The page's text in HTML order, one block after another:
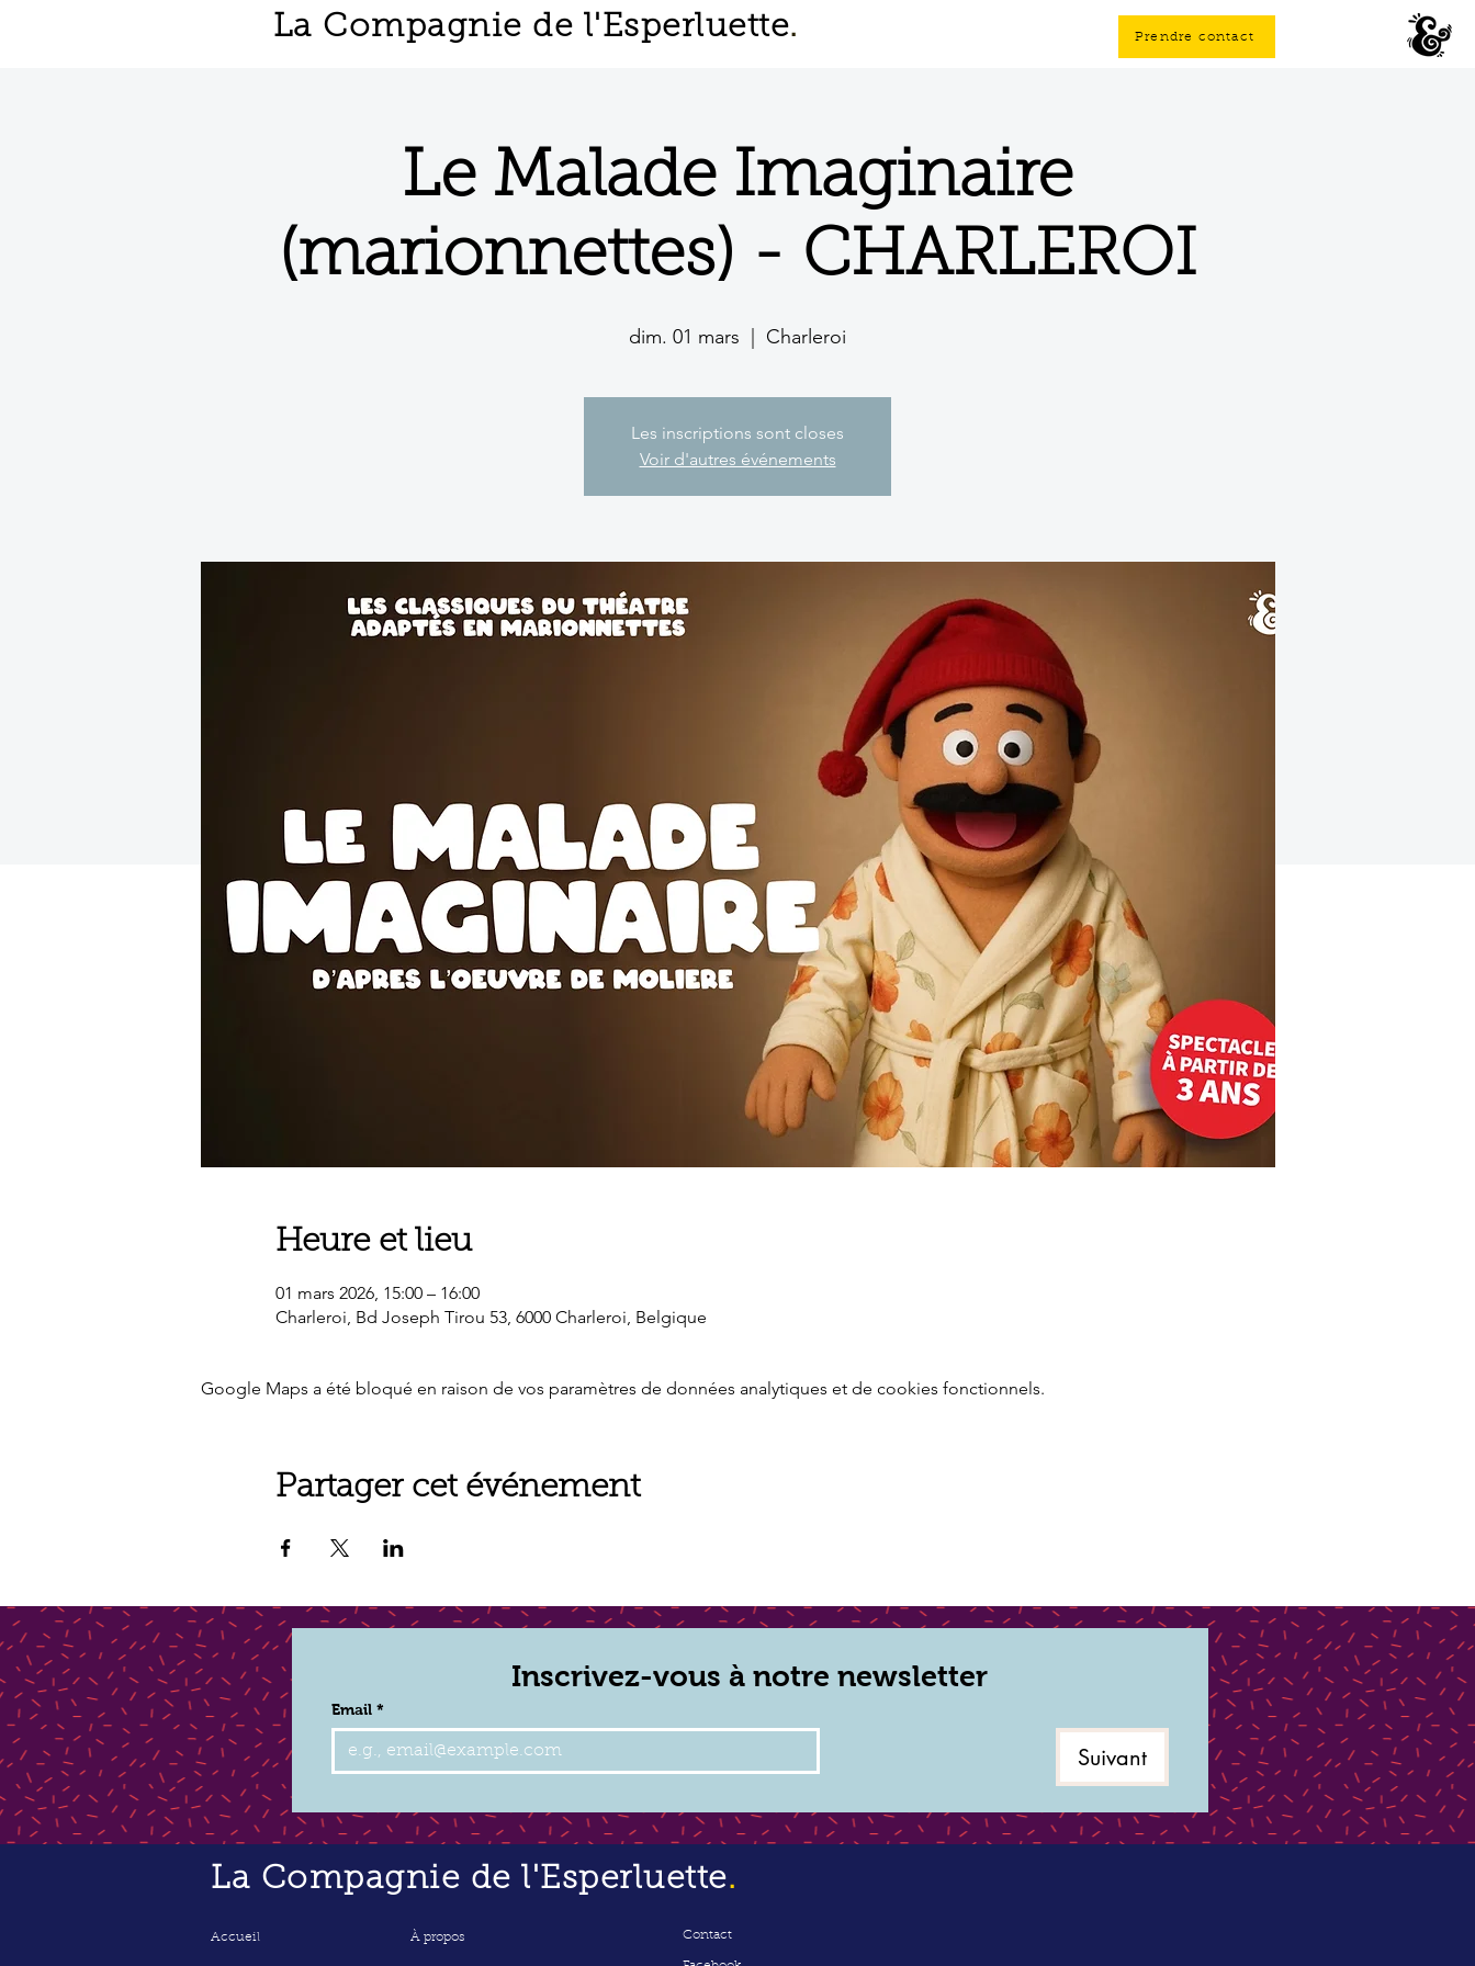
La Compagnie de l'Esperluette. Prendre contact
Le Malade Imaginaire
(marionnettes) - CHARLEROI
dim. 01 mars Charleroi
Les inscriptions sont closes
Voir d'autres événements
Heure et lieu
01 mars 2026, 15:00 – 16:00
Charleroi, Bd Joseph Tirou 53, 6000 Charleroi, Belgique
Google Maps a été bloqué en raison de vos paramètres de données analytiques et de cookies fonctionnels.
Partager cet événement
Inscrivez-vous à notre newsletter
Email *
Suivant
La Compagnie de l'Esperluette.
Accueil À propos Contact